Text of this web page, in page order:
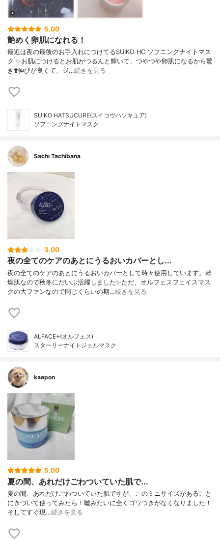
5.00
艶めく卵肌になれる！
最近は夜の最後のお手入れにつけてるSUIKO HC ソフニングナイトマス
ク ✨お肌につけるとお肌がつるんと輝いて、つやつや卵肌になるから驚
き❣️伸びが良くて、ジ…続きを見る
SUIKO HATSUCURE(スイコウハツキュア)
ソフニングナイトマスク
Sachi Tachibana
3.00
夜の全てのケアのあとにうるおいカバーとし...
夜の全てのケアのあとにうるおいカバーとして時々使用しています。乾
燥肌なので秋冬にだいぶ活躍しました✨ただ、オルフェスフェイスマス
クの大ファンなので同じくらいの期…続きを見る
ALFACE+(オルフェス)
スターリーナイトジェルマスク
kaepon
5.00
夏の間、あれだけごわついていた肌で...
夏の間、あれだけごわついていた肌ですが、このミニサイズがあること
にきづいて使ってみたら！嘘みたいに全くゴワつきがなくなりました！
そしてすぐ現…続きを見る